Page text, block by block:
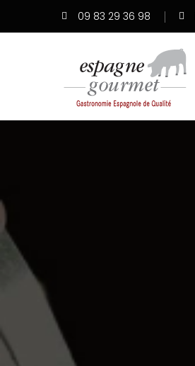
09 83 29 36 98